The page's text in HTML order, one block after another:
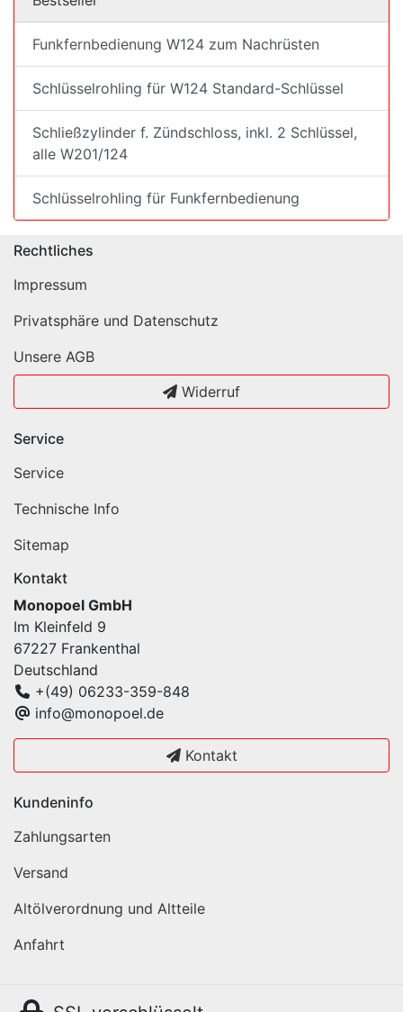
Funkfernbedienung W124 zum Nachrüsten
Schlüsselrohling für W124 Standard-Schlüssel
Schließzylinder f. Zündschloss, inkl. 2 Schlüssel,
alle W201/124
Schlüsselrohling für Funkfernbedienung
Rechtliches
Impressum
Privatsphäre und Datenschutz
Unsere AGB
Widerruf
Service
Service
Technische Info
Sitemap
Kontakt
Monopoel GmbH
Im Kleinfeld 9
67227 Frankenthal
Deutschland
+(49) 06233-359-848
info@monopoel.de
Kontakt
Kundeninfo
Zahlungsarten
Versand
Altölverordnung und Altteile
Anfahrt